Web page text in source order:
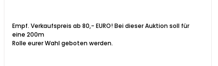
Empf. Verkaufspreis ab 80,- EURO! Bei dieser Auktion soll für
eine 200m
Rolle eurer Wahl geboten werden.